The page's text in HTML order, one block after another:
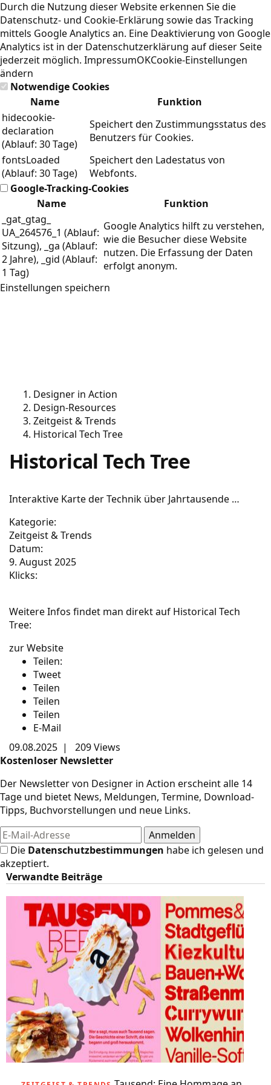
Durch die Nutzung dieser Website erkennen Sie die
Datenschutz- und Cookie-Erklärung sowie das Tracking
mittels Google Analytics an. Eine Deaktivierung von Google
Analytics ist in der Datenschutzerklärung auf dieser Seite
jederzeit möglich. ImpressumOKCookie-Einstellungen
ändern
Notwendige Cookies
Name
Funktion
hidecookie-
declaration
(Ablauf: 30 Tage)
Speichert den Zustimmungsstatus des
Benutzers für Cookies.
fontsLoaded
(Ablauf: 30 Tage)
Speichert den Ladestatus von
Webfonts.
Google-Tracking-Cookies
Name
Funktion
_gat_gtag_
UA_264576_1 (Ablauf:
Sitzung), _ga (Ablauf:
2 Jahre), _gid (Ablauf:
1 Tag)
Google Analytics hilft zu verstehen,
wie die Besucher diese Website
nutzen. Die Erfassung der Daten
erfolgt anonym.
Einstellungen speichern
Designer in Action
Design-Resources
Zeitgeist & Trends
Historical Tech Tree
Historical Tech Tree
Interaktive Karte der Technik über Jahrtausende …
Kategorie:
Zeitgeist & Trends
Datum:
9. August 2025
Klicks:
Weitere Infos findet man direkt auf Historical Tech
Tree:
zur Website
Teilen:
Tweet
Teilen
Teilen
Teilen
E-Mail
09.08.2025 |
209 Views
Kostenloser Newsletter
Der Newsletter von Designer in Action erscheint alle 14
Tage und bietet News, Meldungen, Termine, Download-
Tipps, Buchvorstellungen und neue Links.
Die Datenschutzbestimmungen habe ich gelesen und
akzeptiert.
Verwandte Beiträge